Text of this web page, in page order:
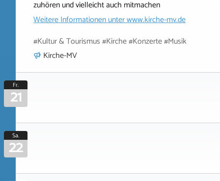
zuhören und vielleicht auch mitmachen
Weitere Informationen unterwww.kirche-mv.de
#Kultur & Tourismus #Kirche #Konzerte #Musik
Kirche-MV
Fr.
21
Sa.
22